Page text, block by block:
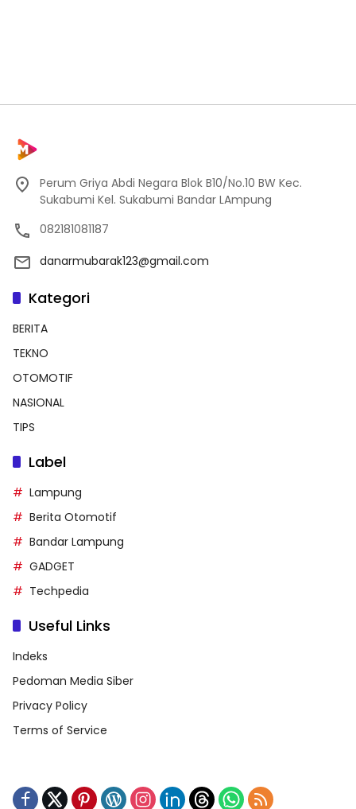
Perum Griya Abdi Negara Blok B10/No.10 BW Kec.
Sukabumi Kel. Sukabumi Bandar LAmpung
082181081187
danarmubarak123@gmail.com
Kategori
BERITA
TEKNO
OTOMOTIF
NASIONAL
TIPS
Label
Lampung
Berita Otomotif
Bandar Lampung
GADGET
Techpedia
Useful Links
Indeks
Pedoman Media Siber
Privacy Policy
Terms of Service